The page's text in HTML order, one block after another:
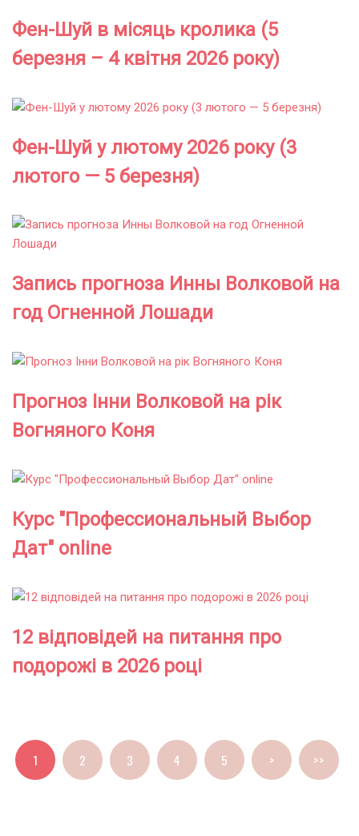
Фен-Шуй в місяць кролика (5
березня – 4 квітня 2026 року)
Фен-Шуй у лютому 2026 року (3
лютого — 5 березня)
Запись прогноза Инны Волковой на
год Огненной Лошади
Прогноз Інни Волковой на рік
Вогняного Коня
Курс "Профессиональный Выбор
Дат" online
12 відповідей на питання про
подорожі в 2026 році
1 2 3 4 5 > >>